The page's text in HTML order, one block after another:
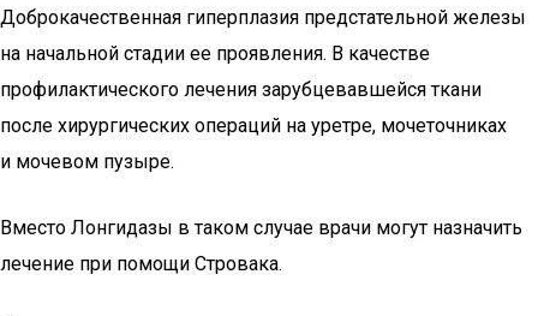
Доброкачественная гиперплазия предстательной железы
на начальной стадии ее проявления. В качестве
профилактического лечения зарубцевавшейся ткани
после хирургических операций на уретре, мочеточниках
и мочевом пузыре.
Вместо Лонгидазы в таком случае врачи могут назначить
лечение при помощи Стровака.